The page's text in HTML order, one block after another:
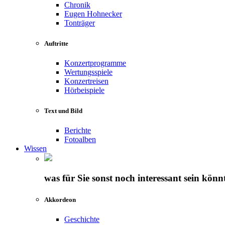
Chronik
Eugen Hohnecker
Tonträger
Auftritte
Konzertprogramme
Wertungsspiele
Konzertreisen
Hörbeispiele
Text und Bild
Berichte
Fotoalben
Wissen
was für Sie sonst noch interessant sein
Akkordeon
Geschichte